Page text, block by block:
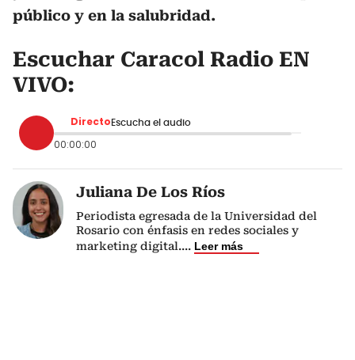
público y en la salubridad.
Escuchar Caracol Radio EN
VIVO:
Directo Escucha el audio
00:00:00
Juliana De Los Ríos
Periodista egresada de la Universidad del
Rosario con énfasis en redes sociales y
marketing digital.... Leer más